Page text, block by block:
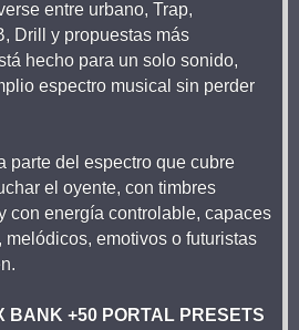
entre urbano, Trap,
Drill y propuestas más
hecho para un solo sonido,
espectro musical sin perder
parte del espectro que cubre
el oyente, con timbres
con energía controlable, capaces
emotivos o futuristas
BANK +50 PORTAL PRESETS